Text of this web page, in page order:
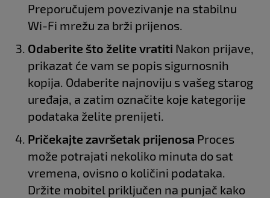
Preporučujem povezivanje na stabilnu
Wi-Fi mrežu za brži prijenos.
Odaberite što želite vratiti Nakon prijave,
prikazat će vam se popis sigurnosnih
kopija. Odaberite najnoviju s vašeg starog
uređaja, a zatim označite koje kategorije
podataka želite prenijeti.
Pričekajte završetak prijenosa Proces
može potrajati nekoliko minuta do sat
vremena, ovisno o količini podataka.
Držite mobitel priključen na punjač kako